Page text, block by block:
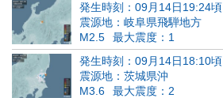
発生時刻：09月14日19:24頃
震源地：岐阜県飛騨地方
M2.5
最大震度：1
発生時刻：09月14日18:10頃
震源地：茨城県沖
M3.6
最大震度：2